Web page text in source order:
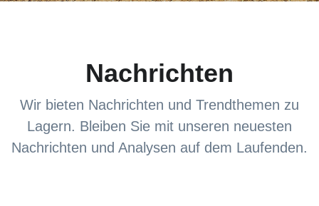
Nachrichten
Wir bieten Nachrichten und Trendthemen zu
Lagern. Bleiben Sie mit unseren neuesten
Nachrichten und Analysen auf dem Laufenden.